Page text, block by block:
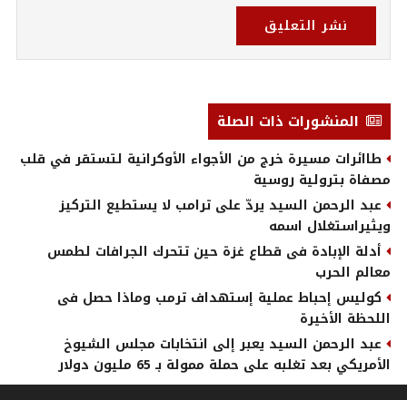
نشر التعليق
المنشورات ذات الصلة
طاائرات مسيرة خرج من الأجواء الأوكرانية لتستقر في قلب
مصفاة بترولية روسية
عبد الرحمن السيد يردّ على ترامب لا يستطيع التركيز
ويثيراستغلال اسمه
أدلة الإبادة فى قطاع غزة حين تتحرك الجرافات لطمس
معالم الحرب
كوليس إحباط عملية إستهداف ترمب وماذا حصل فى
اللحظة الأخيرة
عبد الرحمن السيد يعبر إلى انتخابات مجلس الشيوخ
الأمريكي بعد تغلبه على حملة ممولة بـ 65 مليون دولار